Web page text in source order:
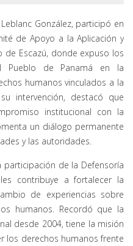
González, participó en
de Apoyo a la Aplicación y
de Escazú, donde expuso los
Pueblo de Panamá en la
humanos vinculados a la
intervención, destacó que
institucional con la
un diálogo permanente
y las autoridades.
participación de la Defensoría
contribuye a fortalecer la
de experiencias sobre
humanos. Recordó que la
desde 2004, tiene la misión
los derechos humanos frente